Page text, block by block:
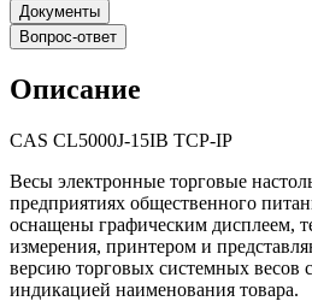
Документы
Вопрос-ответ
Описание
CAS CL5000J-15IB TCP-IP
Весы электронные торговые
предприятиях общественного
оснащены графическим дисплеем,
измерения, принтером и
версию торговых системных весов
индикацией наименования товара.